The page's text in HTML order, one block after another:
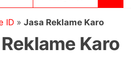
ID » Jasa Reklame Karo
Karo